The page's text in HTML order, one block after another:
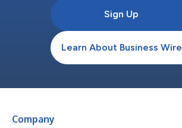
Sign Up
Learn About Business Wire
Company